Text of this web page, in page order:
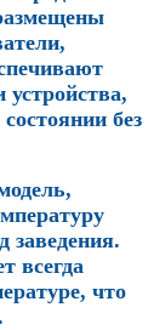
без
заведения.
всегда
что